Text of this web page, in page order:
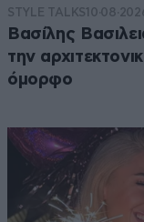
STYLE TALKS
Βασίλης
την
όμορφο